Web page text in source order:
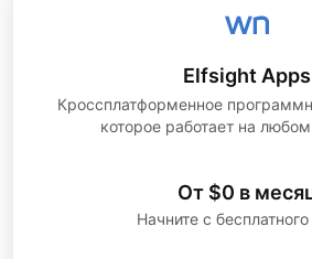
Elfsight Apps
Кроссплатформенное
которое работает на
От $0 в
Начните с